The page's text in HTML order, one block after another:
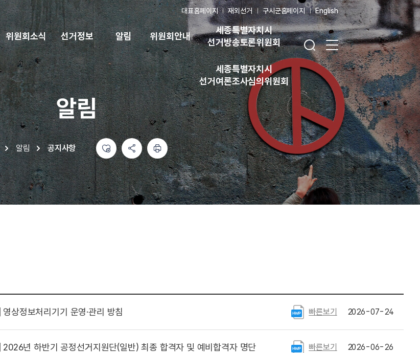
대표홈페이지 재외선거 구시군홈페이지 English
위원회소식 선거정보 알림 위원회안내
세종특별자치시
선거방송토론위원회
세종특별자치시
선거여론조사심의위원회
알림
알림 공지사항
영상정보처리기기 운영·관리 방침 빠른보기 2026-07-24
2026년 하반기 공정선거지원단(일반) 최종 합격자 및 예비합격자 명단 빠른보기 2026-06-26